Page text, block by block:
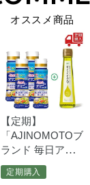
オススメ商品
【定期】
「AJINOMOTOブ
ランド毎日アマ
ニ油」９０ｇ鮮
度キープボトル×4
定期購入